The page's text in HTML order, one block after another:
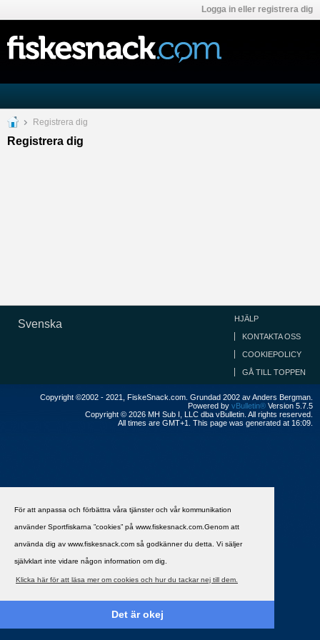
För att anpassa och förbättra våra tjänster och vår kommunikation
använder Sportfiskarna ”cookies” på www.fiskesnack.com.Genom att
använda dig av www.fiskesnack.com så godkänner du detta. Vi säljer
självklart inte vidare någon information om dig.
Klicka här för att läsa mer om cookies och hur du tackar nej till dem.
Det är okej
Logga in eller registrera dig
Registrera dig
Registrera dig
Svenska HJÄLP
KONTAKTA OSS
COOKIEPOLICY
GÅ TILL TOPPEN
Copyright ©2002 - 2021, FiskeSnack.com. Grundad 2002 av Anders Bergman.
Powered by vBulletin® Version 5.7.5
Copyright © 2026 MH Sub I, LLC dba vBulletin. All rights reserved.
All times are GMT+1. This page was generated at 16:09.